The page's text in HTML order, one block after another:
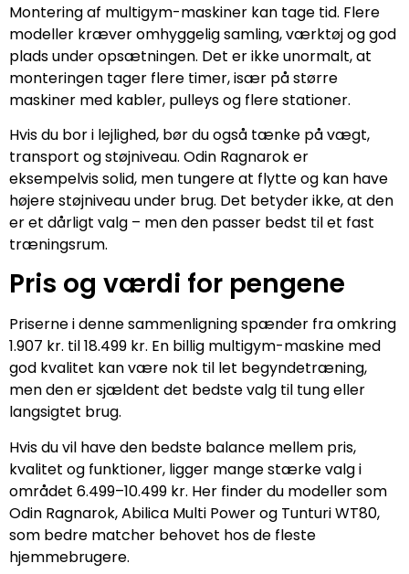
Montering af multigym-maskiner kan tage tid. Flere
modeller kræver omhyggelig samling, værktøj og god
plads under opsætningen. Det er ikke unormalt, at
monteringen tager flere timer, især på større
maskiner med kabler, pulleys og flere stationer.
Hvis du bor i lejlighed, bør du også tænke på vægt,
transport og støjniveau. Odin Ragnarok er
eksempelvis solid, men tungere at flytte og kan have
højere støjniveau under brug. Det betyder ikke, at den
er et dårligt valg – men den passer bedst til et fast
træningsrum.
Pris og værdi for pengene
Priserne i denne sammenligning spænder fra omkring
1.907 kr. til 18.499 kr. En billig multigym-maskine med
god kvalitet kan være nok til let begyndetræning,
men den er sjældent det bedste valg til tung eller
langsigtet brug.
Hvis du vil have den bedste balance mellem pris,
kvalitet og funktioner, ligger mange stærke valg i
området 6.499–10.499 kr. Her finder du modeller som
Odin Ragnarok, Abilica Multi Power og Tunturi WT80,
som bedre matcher behovet hos de fleste
hjemmebrugere.